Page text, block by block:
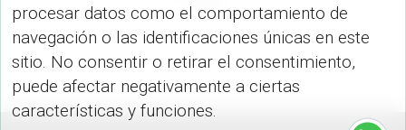
procesar datos como el comportamiento de
navegación o las identificaciones únicas en este
sitio. No consentir o retirar el consentimiento,
puede afectar negativamente a ciertas
características y funciones.